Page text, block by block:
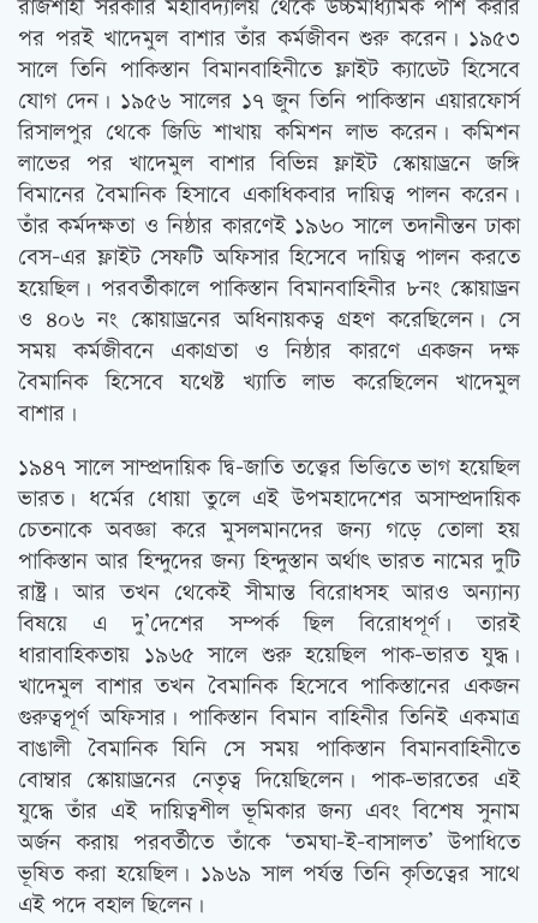
রাজশাহী সরকারি মহাবিদ্যালয় থেকে উচ্চমাধ্যমিক পাশ করার
পর পরই খাদেমুল বাশার তাঁর কর্মজীবন শুরু করেন। ১৯৫৩
সালে তিনি পাকিস্তান বিমানবাহিনীতে ফ্লাইট ক্যাডেট হিসেবে
যোগ দেন। ১৯৫৬ সালের ১৭ জুন তিনি পাকিস্তান এয়ারফোর্স
রিসালপুর থেকে জিডি শাখায় কমিশন লাভ করেন। কমিশন
লাভের পর খাদেমুল বাশার বিভিন্ন ফ্লাইট স্কোয়াড্রনে জঙ্গি
বিমানের বৈমানিক হিসাবে একাধিকবার দায়িত্ব পালন করেন।
তাঁর কর্মদক্ষতা ও নিষ্ঠার কারণেই ১৯৬০ সালে তদানীন্তন ঢাকা
বেস-এর ফ্লাইট সেফটি অফিসার হিসেবে দায়িত্ব পালন করতে
হয়েছিল। পরবর্তীকালে পাকিস্তান বিমানবাহিনীর ৮নং স্কোয়াড্রন
ও ৪০৬ নং স্কোয়াড্রনের অধিনায়কত্ব গ্রহণ করেছিলেন। সে
সময় কর্মজীবনে একাগ্রতা ও নিষ্ঠার কারণে একজন দক্ষ
বৈমানিক হিসেবে যথেষ্ট খ্যাতি লাভ করেছিলেন খাদেমুল
বাশার।
১৯৪৭ সালে সাম্প্রদায়িক দ্বি-জাতি তত্ত্বের ভিত্তিতে ভাগ হয়েছিল
ভারত। ধর্মের ধোয়া তুলে এই উপমহাদেশের অসাম্প্রদায়িক
চেতনাকে অবজ্ঞা করে মুসলমানদের জন্য গড়ে তোলা হয়
পাকিস্তান আর হিন্দুদের জন্য হিন্দুস্তান অর্থাত্‍ ভারত নামের দুটি
রাষ্ট্র। আর তখন থেকেই সীমান্ত বিরোধসহ আরও অন্যান্য
বিষয়ে এ দু’দেশের সম্পর্ক ছিল বিরোধপূর্ণ। তারই
ধারাবাহিকতায় ১৯৬৫ সালে শুরু হয়েছিল পাক-ভারত যুদ্ধ।
খাদেমুল বাশার তখন বৈমানিক হিসেবে পাকিস্তানের একজন
গুরুত্বপূর্ণ অফিসার। পাকিস্তান বিমান বাহিনীর তিনিই একমাত্র
বাঙালী বৈমানিক যিনি সে সময় পাকিস্তান বিমানবাহিনীতে
বোম্বার স্কোয়াড্রনের নেতৃত্ব দিয়েছিলেন। পাক-ভারতের এই
যুদ্ধে তাঁর এই দায়িত্বশীল ভূমিকার জন্য এবং বিশেষ সুনাম
অর্জন করায় পরবর্তীতে তাঁকে ‘তমঘা-ই-বাসালত’ উপাধিতে
ভূষিত করা হয়েছিল। ১৯৬৯ সাল পর্যন্ত তিনি কৃতিত্বের সাথে
এই পদে বহাল ছিলেন।